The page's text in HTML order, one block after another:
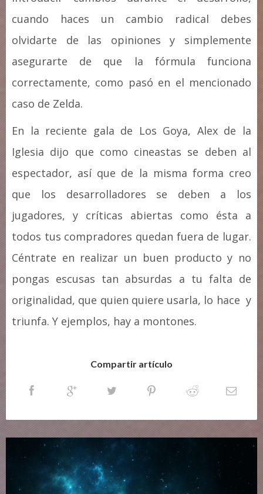
cuando haces un cambio radical debes
olvidarte de las opiniones y simplemente
asegurarte de que la fórmula funciona
correctamente, como pasó en el mencionado
caso de Zelda.
En la reciente gala de Los Goya, Alex de la
Iglesia dijo que como cineastas se deben al
espectador, así que de la misma forma creo
que los desarrolladores se deben a los
jugadores, y críticas abiertas como ésta a
todos tus compradores quedan fuera de lugar.
Céntrate en realizar un buen producto y no
pongas escusas tan absurdas a tu falta de
originalidad, que quien quiere usarla, lo hace y
triunfa. Y ejemplos, hay a montones.
Compartir artículo